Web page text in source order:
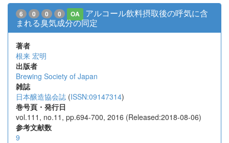
6 0 0 0 OA
アルコール飲料摂取後の呼気に含
まれる臭気成分の同定
著者
根来 宏明
出版者
Brewing Society of Japan
雑誌
日本醸造協会誌 (ISSN:09147314)
巻号頁・発行日
vol.111, no.11, pp.694-700, 2016 (Released:2018-08-06)
参考文献数
9